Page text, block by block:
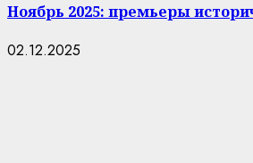
Ноябрь 2025: премьеры
02.12.2025